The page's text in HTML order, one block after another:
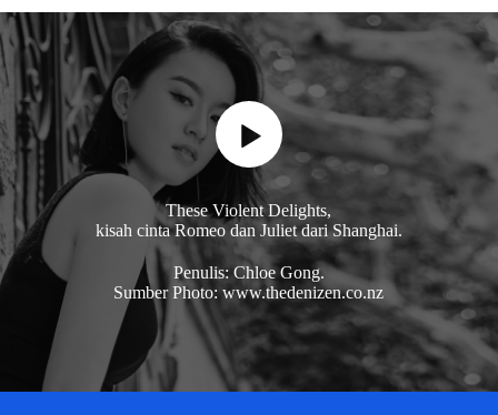
These Violent Delights,
kisah cinta Romeo dan Juliet dari Shanghai.
Penulis: Chloe Gong.
Sumber Photo: www.thedenizen.co.nz